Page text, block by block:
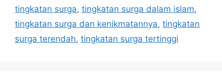
tingkatan surga, tingkatan surga dalam islam,
tingkatan surga dan kenikmatannya, tingkatan
surga terendah, tingkatan surga tertinggi